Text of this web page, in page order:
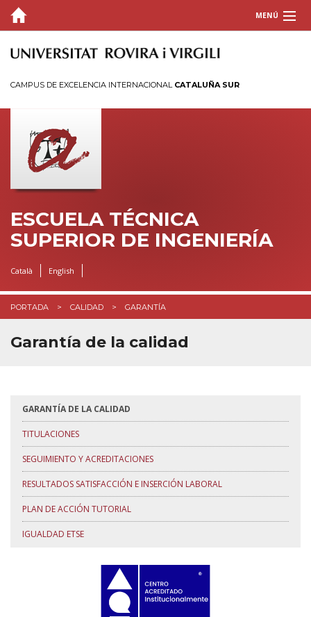
MENÚ
LA ESCUELA
HORARIOS Y CALENDARIOS
INFORMACIÓN ACADÉMICA
CALIDAD
INTRANET
CAMPUS DE EXCELENCIA INTERNACIONAL CATALUÑA SUR
ESCUELA TÉCNICA
SUPERIOR DE INGENIERÍA
Català English
PORTADA CALIDAD GARANTÍA
Garantía de la calidad
GARANTÍA DE LA CALIDAD
TITULACIONES
SEGUIMIENTO Y ACREDITACIONES
RESULTADOS SATISFACCIÓN E INSERCIÓN LABORAL
PLAN DE ACCIÓN TUTORIAL
IGUALDAD ETSE